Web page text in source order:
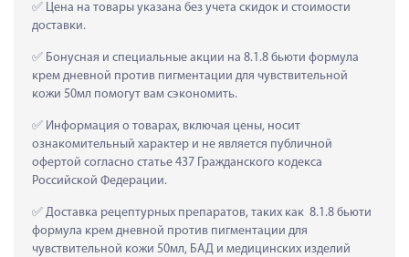
Цена на товары указана без учета скидок и стоимости
доставки.
Бонусная и специальные акции на 8.1.8 бьюти формула
крем дневной против пигментации для чувствительной
кожи 50мл помогут вам сэкономить.
Информация о товарах, включая цены, носит
ознакомительный характер и не является публичной
офертой согласно статье 437 Гражданского кодекса
Российской Федерации.
Доставка рецептурных препаратов, таких как  8.1.8 бьюти
формула крем дневной против пигментации для
чувствительной кожи 50мл, БАД и медицинских изделий